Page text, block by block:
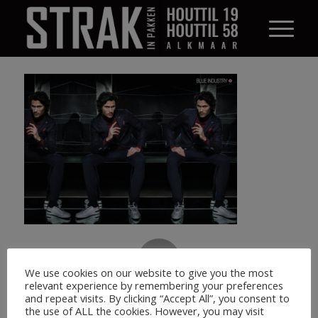
ANTWOORDEN
We use cookies on our website to give you the most
relevant experience by remembering your preferences
and repeat visits. By clicking “Accept All”, you consent to
the use of ALL the cookies. However, you may visit